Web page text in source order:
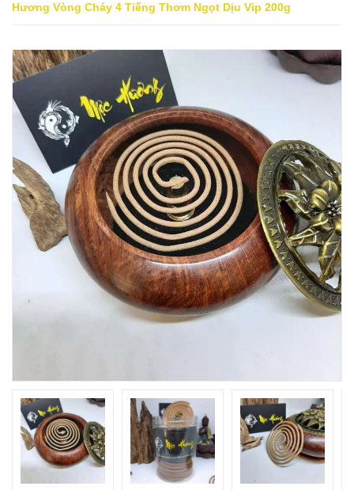
Hương Vòng Cháy 4 Tiếng Thơm Ngọt Dịu Vip 200g